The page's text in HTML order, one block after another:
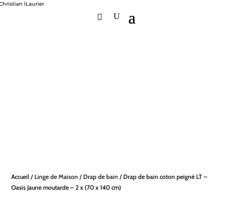
Accueil / Linge de Maison / Drap de bain / Drap de bain coton peigné LT –
Oasis Jaune moutarde – 2 x (70 x 140 cm)